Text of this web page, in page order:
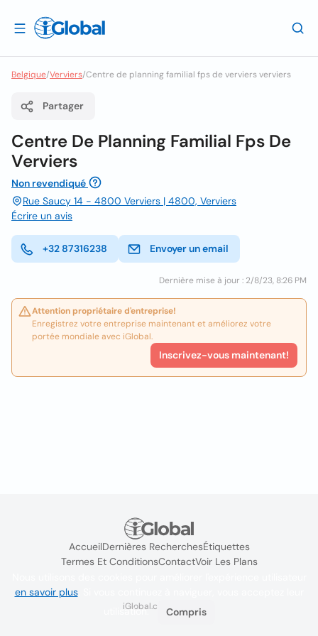
Belgique/Verviers/Centre de planning familial fps de verviers verviers
Partager
Centre De Planning Familial Fps De
Verviers
Non revendiqué
Rue Saucy 14 - 4800 Verviers | 4800, Verviers
Écrire un avis
+32 87316238 Envoyer un email
Dernière mise à jour : 2/8/23, 8:26 PM
Attention propriétaire d'entreprise!
Enregistrez votre entreprise maintenant et améliorez votre
portée mondiale avec iGlobal.
Inscrivez-vous maintenant!
AccueilDernières RecherchesÉtiquettes
Termes Et ConditionsContactVoir Les Plans
iGlobal.co @ 2024
en savoir plus. Si vous continuez à naviguer, vous acceptez leur
utilisation.
Compris